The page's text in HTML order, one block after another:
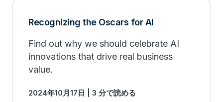
Recognizing the Oscars for AI
Find out why we should celebrate AI
innovations that drive real business
value.
2024年10月17日 | 3 分で読める